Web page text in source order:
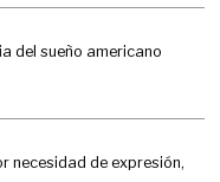
del sueño americano
necesidad de expresión,